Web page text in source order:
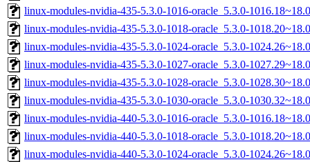
linux-modules-nvidia-435-5.3.0-1016-oracle_5.3.0-
linux-modules-nvidia-435-5.3.0-1018-oracle_5.3.0-
linux-modules-nvidia-435-5.3.0-1024-oracle_5.3.0-
linux-modules-nvidia-435-5.3.0-1027-oracle_5.3.0-
linux-modules-nvidia-435-5.3.0-1028-oracle_5.3.0-
linux-modules-nvidia-435-5.3.0-1030-oracle_5.3.0-
linux-modules-nvidia-440-5.3.0-1016-oracle_5.3.0-
linux-modules-nvidia-440-5.3.0-1018-oracle_5.3.0-
linux-modules-nvidia-440-5.3.0-1024-oracle_5.3.0-